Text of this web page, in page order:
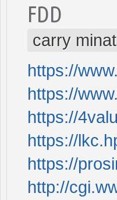
FDD
carry
https://
https://
https://
https://
https://
http://